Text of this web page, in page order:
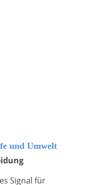
und Umwelt
Signal für